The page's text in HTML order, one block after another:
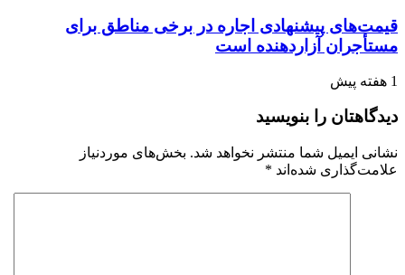
قیمت‌های پیشنهادی اجاره در برخی مناطق برای
مستأجران آزاردهنده است
1 هفته پیش
دیدگاهتان را بنویسید
نشانی ایمیل شما منتشر نخواهد شد. بخش‌های موردنیاز
علامت‌گذاری شده‌اند *